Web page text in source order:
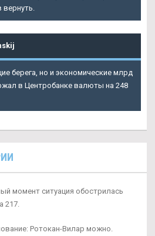
берега, но и экономические млрд
в Центробанке валюты на 248
момент ситуация обострилась
217.
Ротокан-Вилар можно.